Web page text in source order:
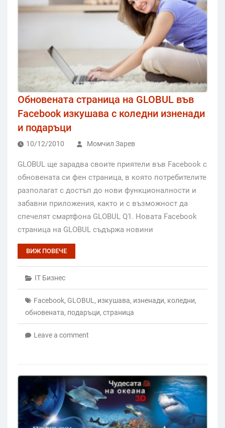
Обновената страница на GLOBUL във
Facebook изкушава с коледни изненади
и подаръци
10/12/2010 Момчил Зарев
GLOBUL ще зарадва своите приятели във Facebook с
обновената си фен страница, в която потребителите
разполагат с достъп до нови функционалности и
забавни приложения, както и с възможност да
спечелят смартфона GLOBUL Q1. Новата Facebook
страница на GLOBUL съдържа новини
ВИЖ ПОВЕЧЕ
IT Бизнес
Facebook, GLOBUL , изкушава, изненади, коледни,
обновената, подаръци, страница
Leave a comment